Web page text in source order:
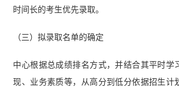
时间长的考生优先录取。
（三）拟录取名单的确定
中心根据总成绩排名方式，并结合其平时学
现、业务素质等，从高分到低分依据招生计